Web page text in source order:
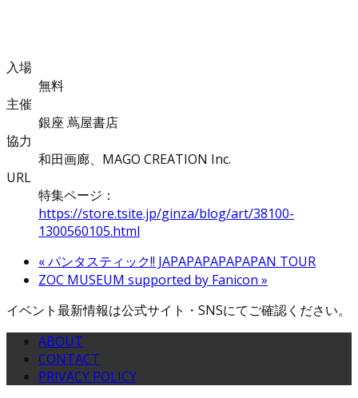
入場
無料
主催
銀座 蔦屋書店
協力
和田画廊、MAGO CREATION Inc.
URL
特集ページ：
https://store.tsite.jp/ginza/blog/art/38100-
1300560105.html
«パンタスティック!! JAPAPAPAPAPAPAN TOUR
ZOC MUSEUM supported by Fanicon »
イベント最新情報は公式サイト・SNSにてご確認ください。
ABOUT
CONTACT
PRIVACY POLICY